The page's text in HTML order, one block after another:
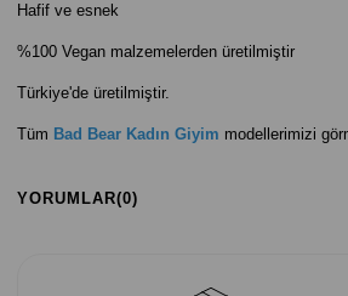
Hafif ve esnek
%100 Vegan malzemelerden üretilmiştir
Türkiye'de üretilmiştir.
Tüm Bad Bear Kadın Giyim modellerimizi
YORUMLAR(0)